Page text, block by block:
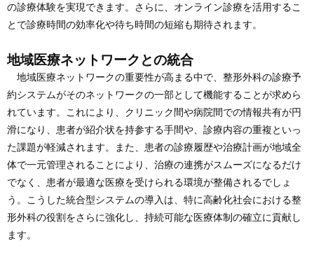
の診療体験を実現できます。さらに、オンライン診療を活用するこ
とで診療時間の効率化や待ち時間の短縮も期待されます。
地域医療ネットワークとの統合
地域医療ネットワークの重要性が高まる中で、整形外科の診療予
約システムがそのネットワークの一部として機能することが求めら
れています。これにより、クリニック間や病院間での情報共有が円
滑になり、患者が紹介状を持参する手間や、診療内容の重複といっ
た課題が軽減されます。また、患者の診療履歴や治療計画が地域全
体で一元管理されることにより、治療の連携がスムーズになるだけ
でなく、患者が最適な医療を受けられる環境が整備されるでしょ
う。こうした統合型システムの導入は、特に高齢化社会における整
形外科の役割をさらに強化し、持続可能な医療体制の確立に貢献し
ます。